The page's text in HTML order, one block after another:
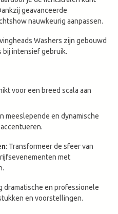
geavanceerde
nauwkeurig aanpassen.
Washers zijn gebouwd
bij intensief gebruik.
voor een breed scala aan
meeslepende en dynamische
: Transformeer de sfeer van
met
dramatische en professionele
en voorstellingen.